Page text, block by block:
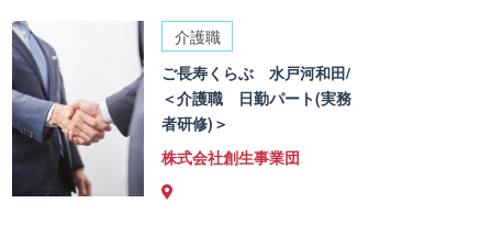
介護職
ご長寿くらぶ 水戸河和田/
＜介護職 日勤パート(実務
者研修)＞
株式会社創生事業団